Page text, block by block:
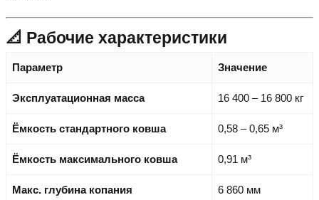
📐 Рабочие характеристики
Параметр Значение
Эксплуатационная масса 16 400 – 16 800 кг
Ёмкость стандартного ковша 0,58 – 0,65 м³
Ёмкость максимального ковша 0,91 м³
Макс. глубина копания 6 860 мм